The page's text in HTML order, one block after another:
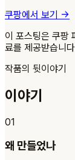
쿠팡에서 보기 →
이 포스팅은 쿠팡
료를 제공받습니
작품의 뒷이야기
이야기
01
왜 만들었나